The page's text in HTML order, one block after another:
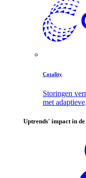
Cotality
Storingen
met
Uptrends' impact in